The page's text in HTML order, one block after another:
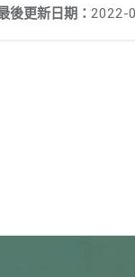
後更新日期： 2022-